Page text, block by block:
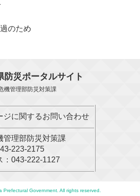
のため
防災ポータルサイト
危機管理部防災対策課
ジに関するお問い合わせ
管理部防災対策課
223-2175
：043-222-1127
Prefectural Government. All rights reserved.